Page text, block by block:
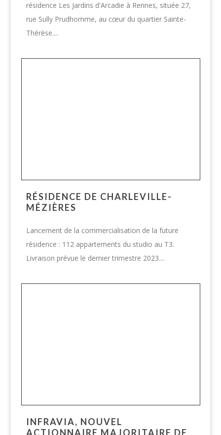
résidence Les Jardins d'Arcadie à Rennes, située 27,
rue Sully Prudhomme, au cœur du quartier Sainte-
Thérèse....
RÉSIDENCE DE CHARLEVILLE-
MÉZIÈRES
Lancement de la commercialisation de la future
résidence : 112 appartements du studio au T3.
Livraison prévue le dernier trimestre 2023....
INFRAVIA, NOUVEL
ACTIONNAIRE MAJORITAIRE DE